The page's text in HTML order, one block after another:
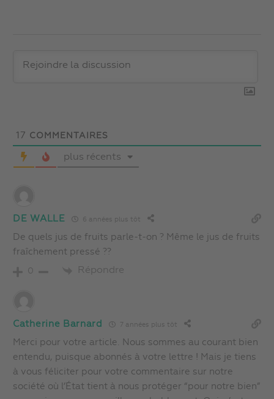
17 COMMENTAIRES
plus récents
DE WALLE 6 années plus tôt
De quels jus de fruits parle-t-on ? Même le jus de fruits
fraîchement pressé ??
0 Répondre
Catherine Barnard 7 années plus tôt
Merci pour votre article. Nous sommes au courant bien
entendu, puisque abonnés à votre lettre ! Mais je tiens
à vous féliciter pour votre commentaire sur notre
société où l’État tient à nous protéger “pour notre bien”